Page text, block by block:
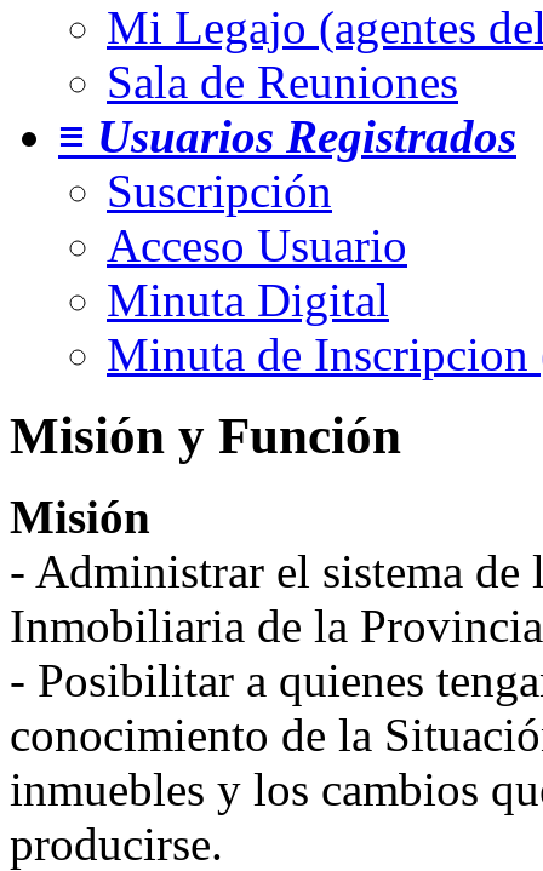
Mi Legajo (agentes
Sala de Reuniones
≡ Usuarios Registrados
Suscripción
Acceso Usuario
Minuta Digital
Minuta de Inscripcion
Misión y Función
Misión
- Administrar el sistema
Inmobiliaria de la
- Posibilitar a quienes
conocimiento de la
inmuebles y los cambios
producirse.